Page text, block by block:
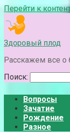
Перейти к
Здоровый плод
Расскажем все о
Поиск:
Вопросы
Зачатие
Рождение
Разное